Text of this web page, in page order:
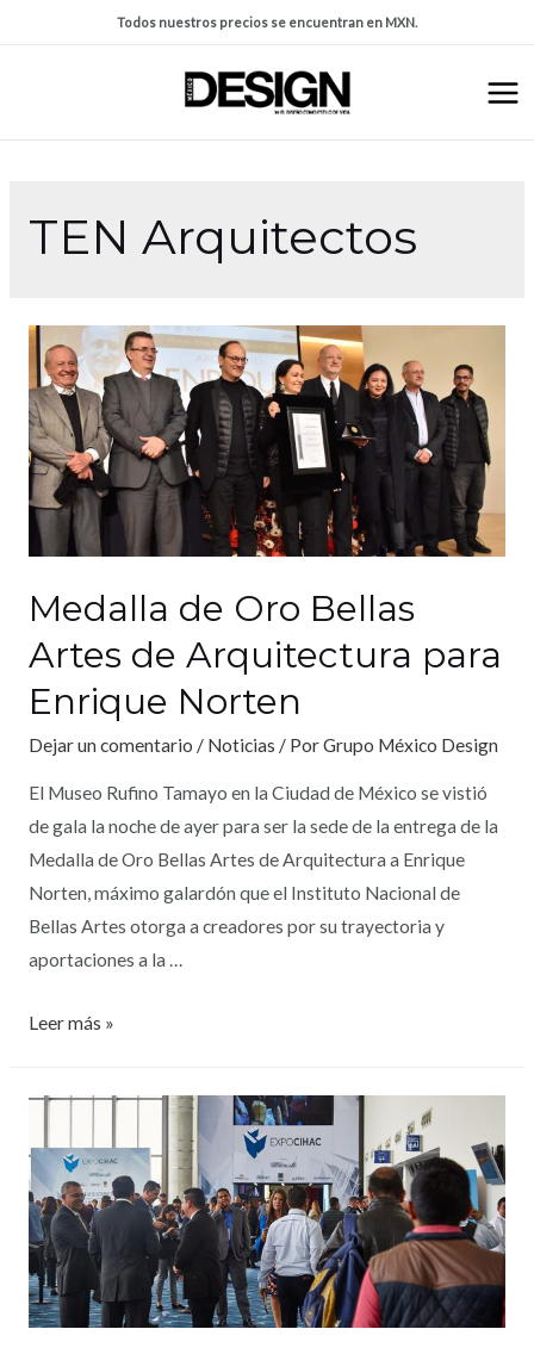
Todos nuestros precios se encuentran en MXN.
TEN Arquitectos
Medalla de Oro Bellas
Artes de Arquitectura para
Enrique Norten
Dejar un comentario / Noticias / PorGrupo México Design
El Museo Rufino Tamayo en la Ciudad de México se vistió
de gala la noche de ayer para ser la sede de la entrega de la
Medalla de Oro Bellas Artes de Arquitectura a Enrique
Norten, máximo galardón que el Instituto Nacional de
Bellas Artes otorga a creadores por su trayectoria y
aportaciones a la …
Leer más »